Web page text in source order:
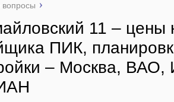
11 – цены
ПИК,
– Москва, ВАО,